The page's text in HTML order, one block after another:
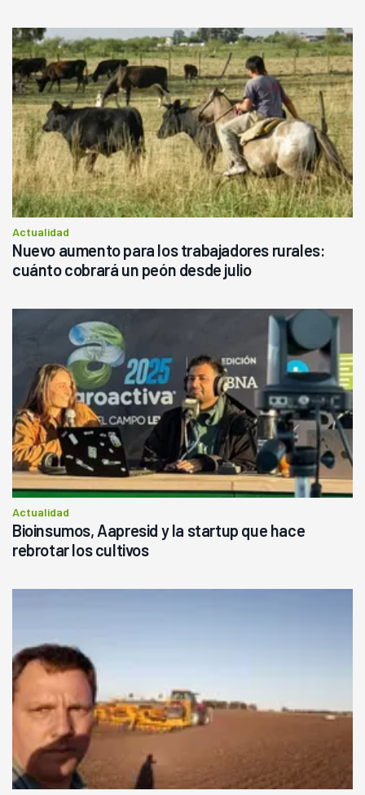
Actualidad
Nuevo aumento para los trabajadores rurales:
cuánto cobrará un peón desde julio
Actualidad
Bioinsumos, Aapresid y la startup que hace
rebrotar los cultivos